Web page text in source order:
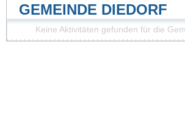
GEMEINDE DIEDORF
Keine Aktivitäten gefunden für die